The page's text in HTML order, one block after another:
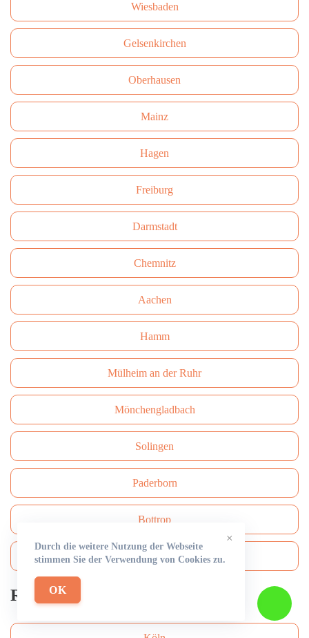
Wiesbaden
Gelsenkirchen
Oberhausen
Mainz
Hagen
Freiburg
Darmstadt
Сhemnitz
Aachen
Hamm
Mülheim an der Ruhr
Mönchengladbach
Solingen
Paderborn
Bottrop
Bergisch Gladbach
Rohrreinigung
×
Durch die weitere Nutzung der Webseite
stimmen Sie der Verwendung von Cookies zu.
OK